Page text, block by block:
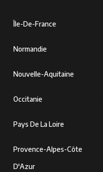
Île-De-France
Normandie
Nouvelle-Aquitaine
Occitanie
Pays De La Loire
Provence-Alpes-Côte
D'Azur